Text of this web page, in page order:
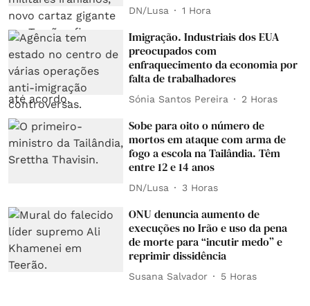
DN/Lusa 1 Hora
Imigração. Industriais dos EUA
preocupados com
enfraquecimento da economia por
falta de trabalhadores
Sónia Santos Pereira 2 Horas
Sobe para oito o número de
mortos em ataque com arma de
fogo a escola na Tailândia. Têm
entre 12 e 14 anos
DN/Lusa 3 Horas
ONU denuncia aumento de
execuções no Irão e uso da pena
de morte para “incutir medo” e
reprimir dissidência
Susana Salvador 5 Horas